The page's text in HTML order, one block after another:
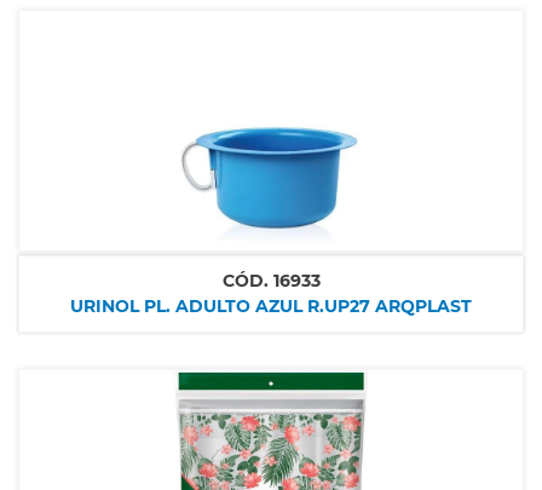
CÓD. 16933
URINOL PL. ADULTO AZUL R.UP27 ARQPLAST